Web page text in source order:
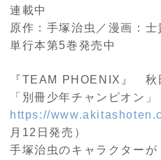
連載中
原作：手塚治虫／漫画：士
単行本第5巻発売中
『TEAM PHOENIX』 秋
「別冊少年チャンピオン
https://
月12日発売）
手塚治虫のキャラクター